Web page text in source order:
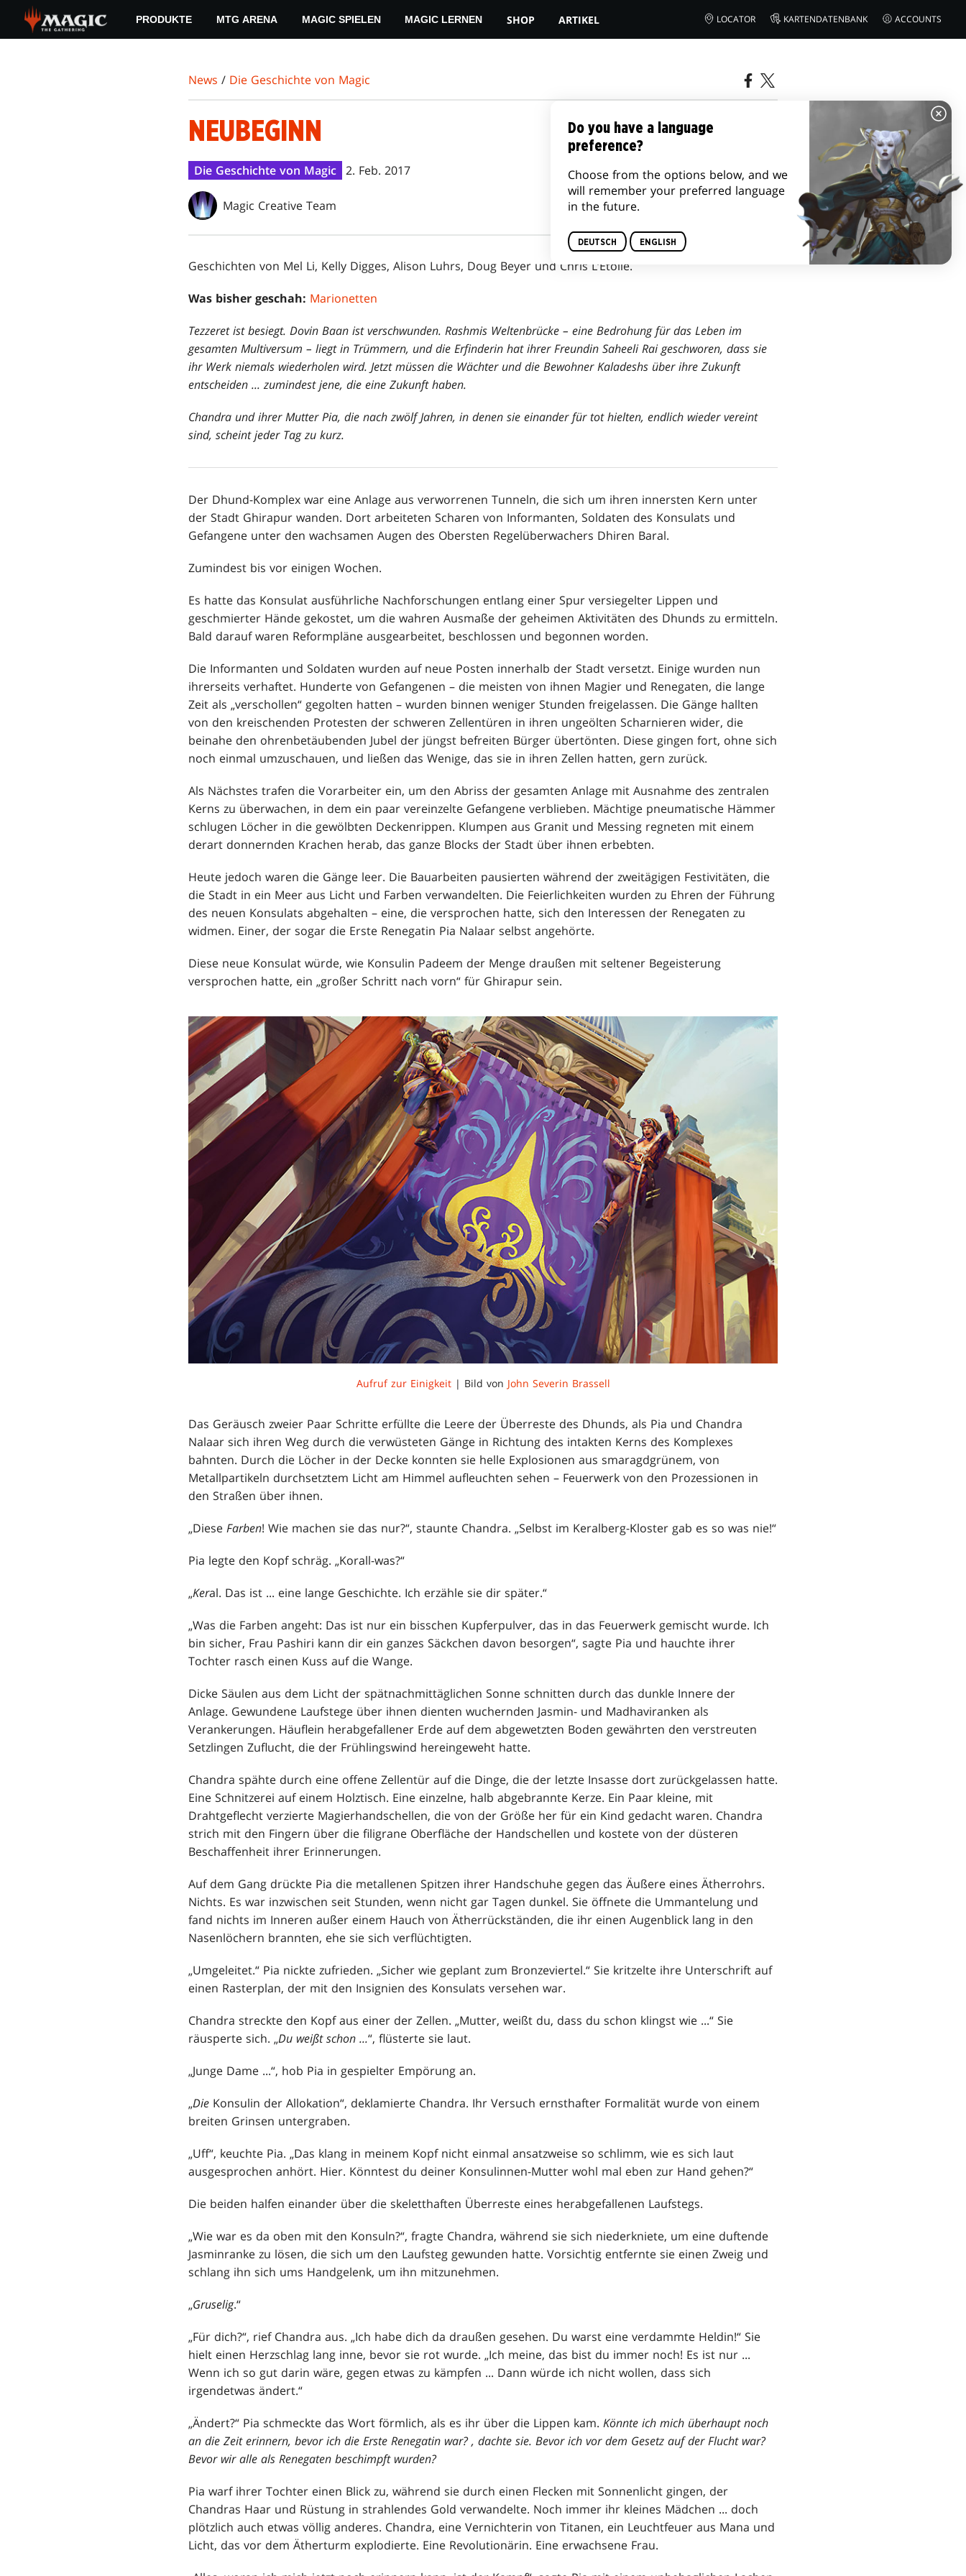
main
PRODUKTE MTG ARENA MAGIC SPIELEN MAGIC LERNEN SHOP ARTIKEL LOCATOR KARTENDATENBANK ACCOUNTS
News / Die Geschichte von Magic
NEUBEGINN
Die Geschichte von Magic 2. Feb. 2017
Magic Creative Team
Geschichten von Mel Li, Kelly Digges, Alison Luhrs, Doug Beyer und Chris L‘Etoile.
Was bisher geschah: Marionetten
Tezzeret ist besiegt. Dovin Baan ist verschwunden. Rashmis Weltenbrücke – eine Bedrohung für das Leben im
gesamten Multiversum – liegt in Trümmern, und die Erfinderin hat ihrer Freundin Saheeli Rai geschworen, dass sie
ihr Werk niemals wiederholen wird. Jetzt müssen die Wächter und die Bewohner Kaladeshs über ihre Zukunft
entscheiden ... zumindest jene, die eine Zukunft haben.
Chandra und ihrer Mutter Pia, die nach zwölf Jahren, in denen sie einander für tot hielten, endlich wieder vereint
sind, scheint jeder Tag zu kurz.
Der Dhund-Komplex war eine Anlage aus verworrenen Tunneln, die sich um ihren innersten Kern unter
der Stadt Ghirapur wanden. Dort arbeiteten Scharen von Informanten, Soldaten des Konsulats und
Gefangene unter den wachsamen Augen des Obersten Regelüberwachers Dhiren Baral.
Zumindest bis vor einigen Wochen.
Es hatte das Konsulat ausführliche Nachforschungen entlang einer Spur versiegelter Lippen und
geschmierter Hände gekostet, um die wahren Ausmaße der geheimen Aktivitäten des Dhunds zu ermitteln.
Bald darauf waren Reformpläne ausgearbeitet, beschlossen und begonnen worden.
Die Informanten und Soldaten wurden auf neue Posten innerhalb der Stadt versetzt. Einige wurden nun
ihrerseits verhaftet. Hunderte von Gefangenen – die meisten von ihnen Magier und Renegaten, die lange
Zeit als „verschollen“ gegolten hatten – wurden binnen weniger Stunden freigelassen. Die Gänge hallten
von den kreischenden Protesten der schweren Zellentüren in ihren ungeölten Scharnieren wider, die
beinahe den ohrenbetäubenden Jubel der jüngst befreiten Bürger übertönten. Diese gingen fort, ohne sich
noch einmal umzuschauen, und ließen das Wenige, das sie in ihren Zellen hatten, gern zurück.
Als Nächstes trafen die Vorarbeiter ein, um den Abriss der gesamten Anlage mit Ausnahme des zentralen
Kerns zu überwachen, in dem ein paar vereinzelte Gefangene verblieben. Mächtige pneumatische Hämmer
schlugen Löcher in die gewölbten Deckenrippen. Klumpen aus Granit und Messing regneten mit einem
derart donnernden Krachen herab, das ganze Blocks der Stadt über ihnen erbebten.
Heute jedoch waren die Gänge leer. Die Bauarbeiten pausierten während der zweitägigen Festivitäten, die
die Stadt in ein Meer aus Licht und Farben verwandelten. Die Feierlichkeiten wurden zu Ehren der Führung
des neuen Konsulats abgehalten – eine, die versprochen hatte, sich den Interessen der Renegaten zu
widmen. Einer, der sogar die Erste Renegatin Pia Nalaar selbst angehörte.
Diese neue Konsulat würde, wie Konsulin Padeem der Menge draußen mit seltener Begeisterung
versprochen hatte, ein „großer Schritt nach vorn“ für Ghirapur sein.
Aufruf zur Einigkeit| Bild von John Severin Brassell
Das Geräusch zweier Paar Schritte erfüllte die Leere der Überreste des Dhunds, als Pia und Chandra
Nalaar sich ihren Weg durch die verwüsteten Gänge in Richtung des intakten Kerns des Komplexes
bahnten. Durch die Löcher in der Decke konnten sie helle Explosionen aus smaragdgrünem, von
Metallpartikeln durchsetztem Licht am Himmel aufleuchten sehen – Feuerwerk von den Prozessionen in
den Straßen über ihnen.
„Diese Farben! Wie machen sie das nur?“, staunte Chandra. „Selbst im Keralberg-Kloster gab es so was nie!“
Pia legte den Kopf schräg. „Korall-was?“
„Keral. Das ist ... eine lange Geschichte. Ich erzähle sie dir später.“
„Was die Farben angeht: Das ist nur ein bisschen Kupferpulver, das in das Feuerwerk gemischt wurde. Ich
bin sicher, Frau Pashiri kann dir ein ganzes Säckchen davon besorgen“, sagte Pia und hauchte ihrer
Tochter rasch einen Kuss auf die Wange.
Dicke Säulen aus dem Licht der spätnachmittäglichen Sonne schnitten durch das dunkle Innere der
Anlage. Gewundene Laufstege über ihnen dienten wuchernden Jasmin- und Madhaviranken als
Verankerungen. Häuflein herabgefallener Erde auf dem abgewetzten Boden gewährten den verstreuten
Setzlingen Zuflucht, die der Frühlingswind hereingeweht hatte.
Chandra spähte durch eine offene Zellentür auf die Dinge, die der letzte Insasse dort zurückgelassen hatte.
Eine Schnitzerei auf einem Holztisch. Eine einzelne, halb abgebrannte Kerze. Ein Paar kleine, mit
Drahtgeflecht verzierte Magierhandschellen, die von der Größe her für ein Kind gedacht waren. Chandra
strich mit den Fingern über die filigrane Oberfläche der Handschellen und kostete von der düsteren
Beschaffenheit ihrer Erinnerungen.
Auf dem Gang drückte Pia die metallenen Spitzen ihrer Handschuhe gegen das Äußere eines Ätherrohrs.
Nichts. Es war inzwischen seit Stunden, wenn nicht gar Tagen dunkel. Sie öffnete die Ummantelung und
fand nichts im Inneren außer einem Hauch von Ätherrückständen, die ihr einen Augenblick lang in den
Nasenlöchern brannten, ehe sie sich verflüchtigten.
„Umgeleitet.“ Pia nickte zufrieden. „Sicher wie geplant zum Bronzeviertel.“ Sie kritzelte ihre Unterschrift auf
einen Rasterplan, der mit den Insignien des Konsulats versehen war.
Chandra streckte den Kopf aus einer der Zellen. „Mutter, weißt du, dass du schon klingst wie ...“ Sie
räusperte sich. „Du weißt schon ...“, flüsterte sie laut.
„Junge Dame ...“, hob Pia in gespielter Empörung an.
„Die Konsulin der Allokation“, deklamierte Chandra. Ihr Versuch ernsthafter Formalität wurde von einem
breiten Grinsen untergraben.
„Uff“, keuchte Pia. „Das klang in meinem Kopf nicht einmal ansatzweise so schlimm, wie es sich laut
ausgesprochen anhört. Hier. Könntest du deiner Konsulinnen-Mutter wohl mal eben zur Hand gehen?“
Die beiden halfen einander über die skeletthaften Überreste eines herabgefallenen Laufstegs.
„Wie war es da oben mit den Konsuln?“, fragte Chandra, während sie sich niederkniete, um eine duftende
Jasminranke zu lösen, die sich um den Laufsteg gewunden hatte. Vorsichtig entfernte sie einen Zweig und
schlang ihn sich ums Handgelenk, um ihn mitzunehmen.
„Gruselig.“
„Für dich?“, rief Chandra aus. „Ich habe dich da draußen gesehen. Du warst eine verdammte Heldin!“ Sie
hielt einen Herzschlag lang inne, bevor sie rot wurde. „Ich meine, das bist du immer noch! Es ist nur ...
Wenn ich so gut darin wäre, gegen etwas zu kämpfen ... Dann würde ich nicht wollen, dass sich
irgendetwas ändert.“
„Ändert?“ Pia schmeckte das Wort förmlich, als es ihr über die Lippen kam. Könnte ich mich überhaupt noch
an die Zeit erinnern, bevor ich die Erste Renegatin war?, dachte sie. Bevor ich vor dem Gesetz auf der Flucht war?
Bevor wir alle als Renegaten beschimpft wurden?
Pia warf ihrer Tochter einen Blick zu, während sie durch einen Flecken mit Sonnenlicht gingen, der
Chandras Haar und Rüstung in strahlendes Gold verwandelte. Noch immer ihr kleines Mädchen ... doch
plötzlich auch etwas völlig anderes. Chandra, eine Vernichterin von Titanen, ein Leuchtfeuer aus Mana und
Licht, das vor dem Ätherturm explodierte. Eine Revolutionärin. Eine erwachsene Frau.
Do you have a language
preference?
Choose from the options below, and we
will remember your preferred language
in the future.
DEUTSCH ENGLISH